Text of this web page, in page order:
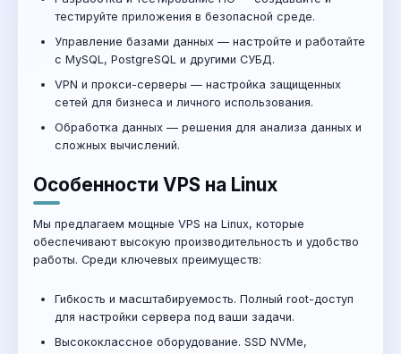
тестируйте приложения в безопасной среде.
Управление базами данных — настройте и работайте
с MySQL, PostgreSQL и другими СУБД.
VPN и прокси-серверы — настройка защищенных
сетей для бизнеса и личного использования.
Обработка данных — решения для анализа данных и
сложных вычислений.
Особенности VPS на Linux
Мы предлагаем мощные VPS на Linux, которые
обеспечивают высокую производительность и удобство
работы. Среди ключевых преимуществ:
Гибкость и масштабируемость. Полный root-доступ
для настройки сервера под ваши задачи.
Высококлассное оборудование. SSD NVMe,